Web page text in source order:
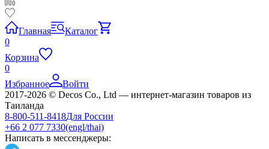
Главная
Каталог
0
Корзина
0
Избранное
Войти
2017-2026 © Decos Co., Ltd — интернет-магазин товаров из
Таиланда
8-800-511-8418Для России
+66 2 077 7330(engl/thai)
Написать в мессенджеры: